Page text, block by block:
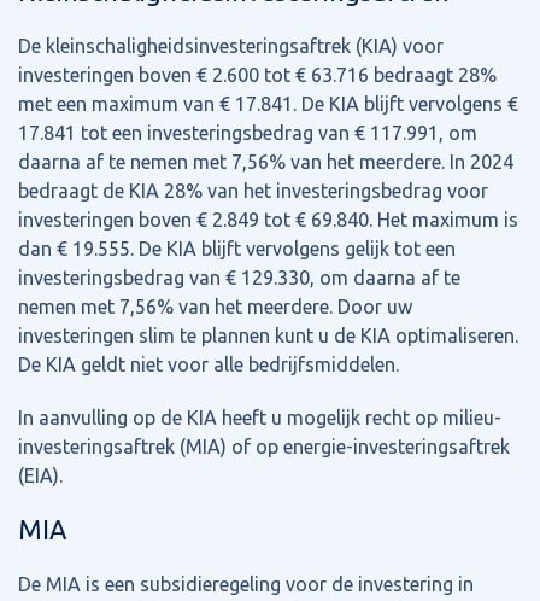
De kleinschaligheidsinvesteringsaftrek (KIA) voor
investeringen boven € 2.600 tot € 63.716 bedraagt 28%
met een maximum van € 17.841. De KIA blijft vervolgens €
17.841 tot een investeringsbedrag van € 117.991, om
daarna af te nemen met 7,56% van het meerdere. In 2024
bedraagt de KIA 28% van het investeringsbedrag voor
investeringen boven € 2.849 tot € 69.840. Het maximum is
dan € 19.555. De KIA blijft vervolgens gelijk tot een
investeringsbedrag van € 129.330, om daarna af te
nemen met 7,56% van het meerdere. Door uw
investeringen slim te plannen kunt u de KIA optimaliseren.
De KIA geldt niet voor alle bedrijfsmiddelen.
In aanvulling op de KIA heeft u mogelijk recht op milieu-
investeringsaftrek (MIA) of op energie-investeringsaftrek
(EIA).
MIA
De MIA is een subsidieregeling voor de investering in